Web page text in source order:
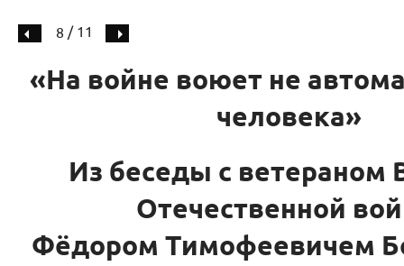
8 / 11
«На войне воюет не
человека»
Из беседы с ветераном
Отечественной
Фёдором Тимофеевичем